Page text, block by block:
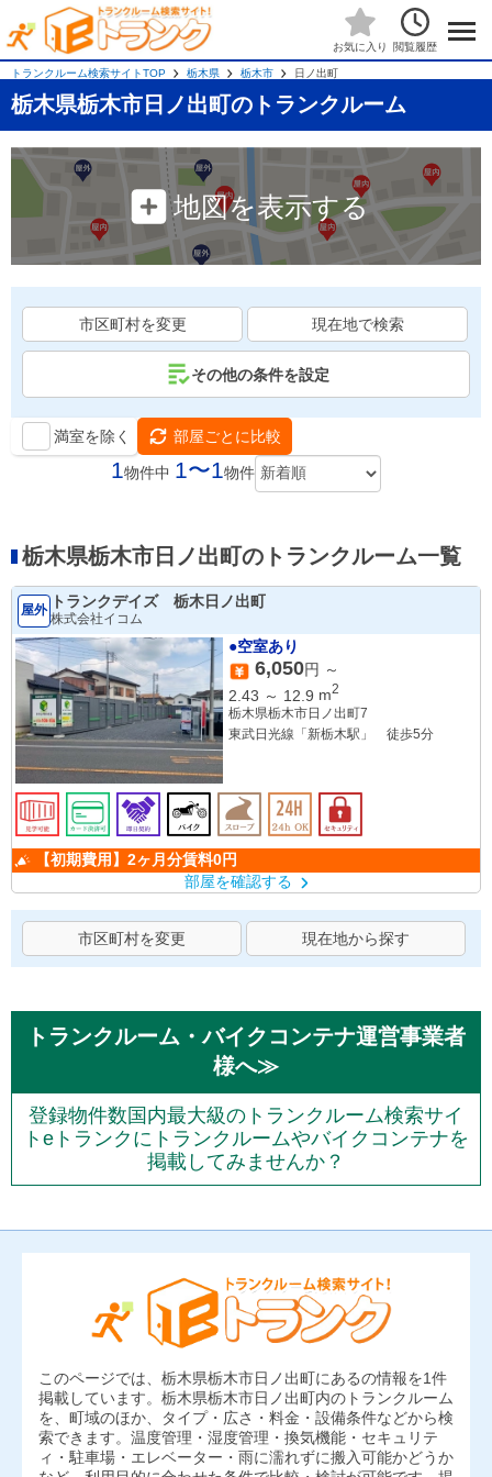
お気に入り 閲覧履歴
トランクルーム検索サイトTOP 栃木県 栃木市 日ノ出町
栃木県栃木市日ノ出町のトランクルーム
地図を表示する
市区町村を変更 現在地で検索
その他の条件を設定
満室を除く 部屋ごとに比較
1物件中 1〜1物件
栃木県栃木市日ノ出町のトランクルーム一覧
屋外 トランクデイズ 栃木日ノ出町
株式会社イコム
●空室あり
6,050円 ～
2.43 ～ 12.9 m2
栃木県栃木市日ノ出町7
東武日光線「新栃木駅」 徒歩5分
【初期費用】2ヶ月分賃料0円
部屋を確認する
市区町村を変更 現在地から探す
トランクルーム・バイクコンテナ運営事業者
様へ≫
登録物件数国内最大級のトランクルーム検索サイ
トeトランクにトランクルームやバイクコンテナを
掲載してみませんか？
このページでは、栃木県栃木市日ノ出町にあるの情報を1件
掲載しています。栃木県栃木市日ノ出町内のトランクルーム
を、町域のほか、タイプ・広さ・料金・設備条件などから検
索できます。温度管理・湿度管理・換気機能・セキュリテ
ィ・駐車場・エレベーター・雨に濡れずに搬入可能かどうか